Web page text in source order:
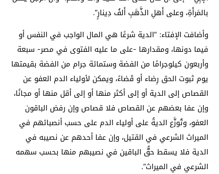
بالمَرأَةِ، وعلى أَهلِ الذَّهَبِ أَلفُ دِينارٍ”.
وأضافت الإفتاء: “الدية شرعًا هي المال الواجب في النفس أو
فيما دونها، ومقدارها -على ما عليه الفتوى في مصر- سبعة
وأربعون كيلوجرامًا من الفضة وستمائة جرام من الفضة بقيمتها
يوم ثبوت الحق رِضاء أو قَضاءً، ويمكن لأولياء الدم العفو عن
القصاص إلى الدية أو إلى أكثر منها أو إلى أقل منها أو مجانًا،
وإن عفا بعضهم عن القصاص فلا قصاص وإن رفض الباقون
العفو، وتُوزَّع الديةُ على أولياء الدم على حسب أنصبائهم في
الميراث الشرعي في القتيل، وإن عفا أحدهم عن نصيبه في
الدية فلا يسقط حقُّ الباقين في نصيبهم منها بحسب سهمه
الشرعي في الميراث”.